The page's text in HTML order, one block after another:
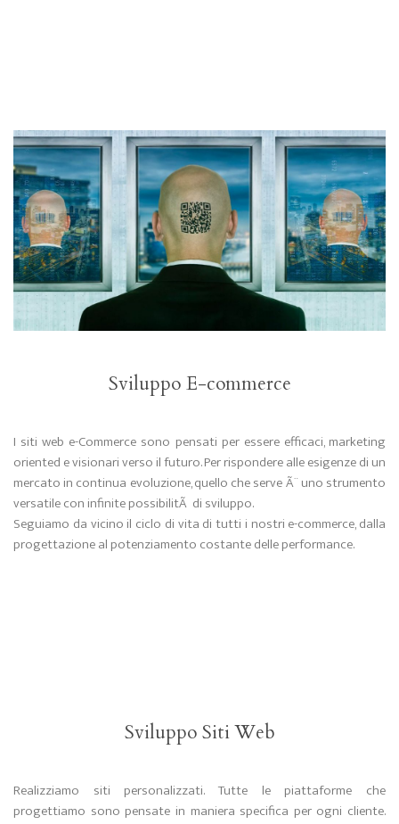
Sviluppo E-commerce
I siti web e-Commerce sono pensati per essere efficaci, marketing
oriented e visionari verso il futuro. Per rispondere alle esigenze di un
mercato in continua evoluzione, quello che serve Ã¨ uno strumento
versatile con infinite possibilitÃ di sviluppo.
Seguiamo da vicino il ciclo di vita di tutti i nostri e-commerce, dalla
progettazione al potenziamento costante delle performance.
Sviluppo Siti Web
Realizziamo siti personalizzati. Tutte le piattaforme che
progettiamo sono pensate in maniera specifica per ogni cliente.